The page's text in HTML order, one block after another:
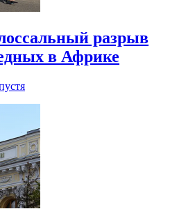
разрыв
в Африке